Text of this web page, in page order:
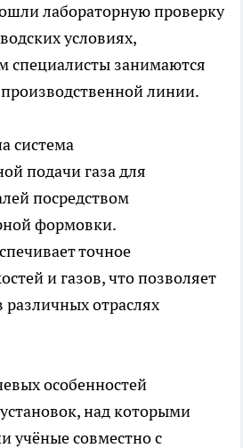
лабораторную проверку
условиях,
специалисты занимаются
линии.
система
подачи газа для
посредством
формовки.
точное
и газов, что позволяет
различных отраслях
особенностей
над которыми
учёные совместно с